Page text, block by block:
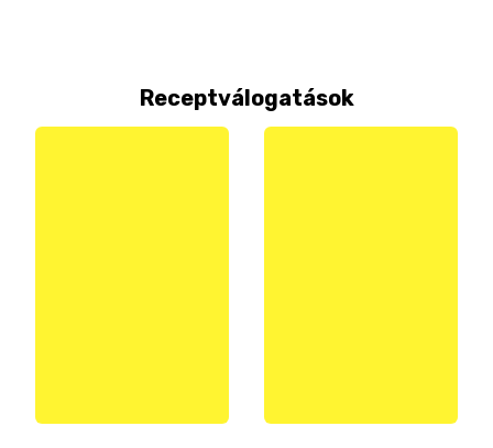
Receptválogatások